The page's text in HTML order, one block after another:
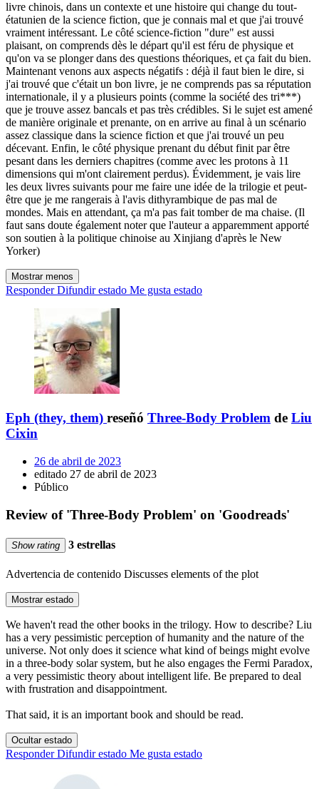
livre chinois, dans un contexte et une histoire qui change du tout-
étatunien de la science fiction, que je connais mal et que j'ai trouvé
vraiment intéressant. Le côté science-fiction "dure" est aussi
plaisant, on comprends dès le départ qu'il est féru de physique et
qu'on va se plonger dans des questions théoriques, et ça fait du bien.
Maintenant venons aux aspects négatifs : déjà il faut bien le dire, si
j'ai trouvé que c'était un bon livre, je ne comprends pas sa réputation
internationale, il y a plusieurs points (comme la société des tri***)
que je trouve assez bancals et pas très crédibles. Si le sujet est amené
de manière originale et prenante, on en arrive au final à un scénario
assez classique dans la science fiction et que j'ai trouvé un peu
décevant. Enfin, le côté physique prenant du début finit par être
pesant dans les derniers chapitres (comme avec les protons à 11
dimensions qui m'ont clairement perdus). Évidemment, je vais lire
les deux livres suivants pour me faire une idée de la trilogie et peut-
être que je me rangerais à l'avis dithyrambique de pas mal de
mondes. Mais en attendant, ça m'a pas fait tomber de ma chaise. (Il
faut sans doute également noter que l'auteur a apparemment apporté
son soutien à la politique chinoise au Xinjiang d'après le New
Yorker)
Mostrar menos
Responder Difundir estado Me gusta estado
Eph (they, them) reseñó Three-Body Problem de Liu
Cixin
26 de abril de 2023
editado 27 de abril de 2023
Público
Review of 'Three-Body Problem' on 'Goodreads'
Show rating 3 estrellas
Advertencia de contenido Discusses elements of the plot
Mostrar estado
We haven't read the other books in the trilogy. How to describe? Liu
has a very pessimistic perception of humanity and the nature of the
universe. Not only does it science what kind of beings might evolve
in a three-body solar system, but he also engages the Fermi Paradox,
a very pessimistic theory about intelligent life. Be prepared to deal
with frustration and disappointment.
That said, it is an important book and should be read.
Ocultar estado
Responder Difundir estado Me gusta estado